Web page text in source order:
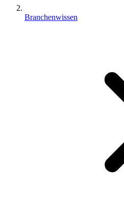
Branchenwissen